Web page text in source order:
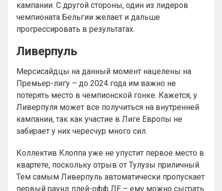
кампании. С другой стороны, один из лидеров
чемпионата Бельгии желает и дальше
прогрессировать в результатах.
Ливерпуль
Мерсисайдцы на данный момент нацелены на
Премьер-лигу – до 2024 года им важно не
потерять место в чемпионской гонке. Кажется, у
Ливерпуля может все получиться на внутренней
кампании, так как участие в Лиге Европы не
забирает у них чересчур много сил.
Коллектив Клоппа уже не упустит первое место в
квартете, поскольку отрыв от Тулузы приличный.
Тем самым Ливерпуль автоматически пропускает
первый раунд плей-офф ЛЕ – ему можно сыграть